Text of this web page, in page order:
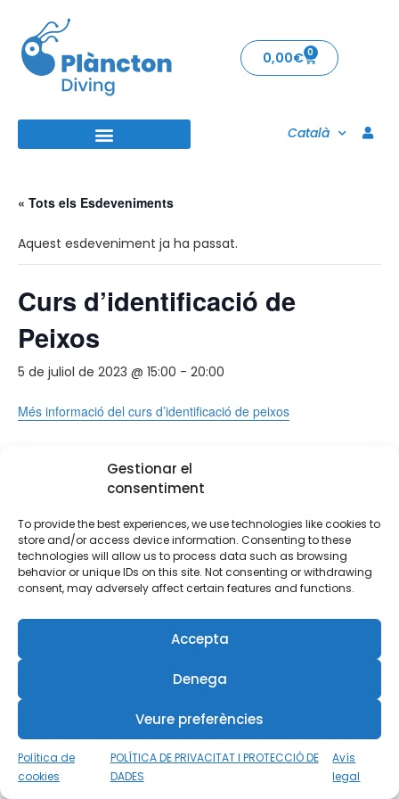
Gestionar el
consentiment
To provide the best experiences, we use technologies like cookies to
store and/or access device information. Consenting to these
technologies will allow us to process data such as browsing
behavior or unique IDs on this site. Not consenting or withdrawing
consent, may adversely affect certain features and functions.
Accepta
Denega
Veure preferències
Política de
cookies
POLÍTICA DE PRIVACITAT I PROTECCIÓ DE
DADES
Avís
legal
0,00€ 0
Català
« Tots els Esdeveniments
Aquest esdeveniment ja ha passat.
Curs d’identificació de
Peixos
5 de juliol de 2023 @ 15:00 - 20:00
Més informació del curs d’identificació de peixos
Afegeix al calendari
MOSTRA ELS DETALLS
5 de juliol de 2023
15:00 - 20:00
Stress & Rescue Stress & Rescue + React Right